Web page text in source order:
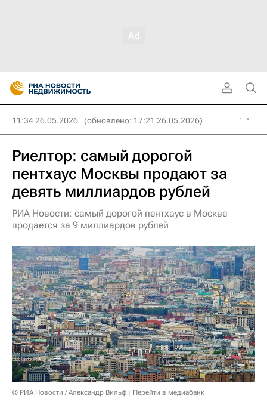
11:34 26.05.2026 (обновлено: 17:21 26.05.2026)
Риелтор: самый дорогой
пентхаус Москвы продают за
девять миллиардов рублей
РИА Новости: самый дорогой пентхаус в Москве
продается за 9 миллиардов рублей
© РИА Новости / Александр Вильф Перейти в медиабанк